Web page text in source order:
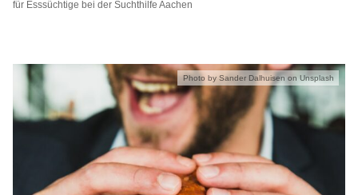
für Esssüchtige bei der Suchthilfe Aachen
Photo by Sander Dalhuisen on Unsplash